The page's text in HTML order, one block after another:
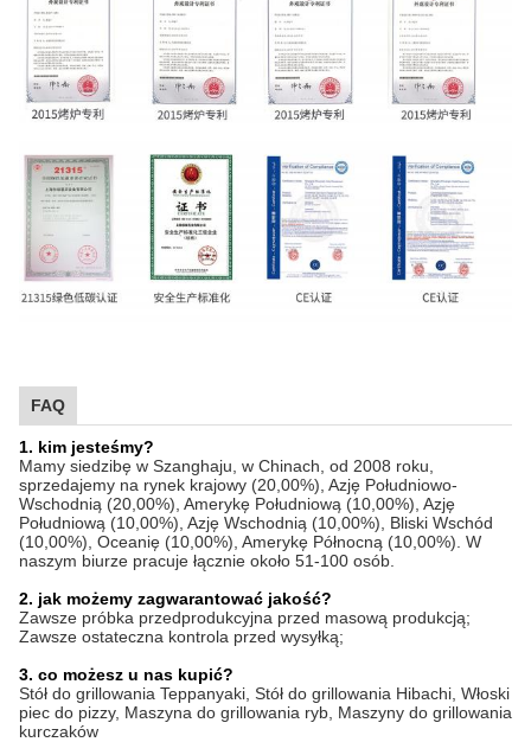
FAQ
1. kim jesteśmy?
Mamy siedzibę w Szanghaju, w Chinach, od 2008 roku,
sprzedajemy na rynek krajowy (20,00%), Azję Południowo-
Wschodnią (20,00%), Amerykę Południową (10,00%), Azję
Południową (10,00%), Azję Wschodnią (10,00%), Bliski Wschód
(10,00%), Oceanię (10,00%), Amerykę Północną (10,00%). W
naszym biurze pracuje łącznie około 51-100 osób.
2. jak możemy zagwarantować jakość?
Zawsze próbka przedprodukcyjna przed masową produkcją;
Zawsze ostateczna kontrola przed wysyłką;
3. co możesz u nas kupić?
Stół do grillowania Teppanyaki, Stół do grillowania Hibachi, Włoski
piec do pizzy, Maszyna do grillowania ryb, Maszyny do grillowania
kurczaków